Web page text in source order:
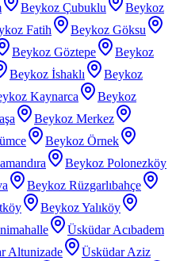
Beykoz Çubuklu
Beykoz
Fatih
Beykoz Göksu
Beykoz Göztepe
Beykoz
Beykoz İshaklı
Beykoz
Kaynarca
Beykoz
Beykoz Merkez
Beykoz Örnek
Beykoz Polonezköy
Beykoz Rüzgarlıbahçe
Beykoz Yalıköy
Üsküdar Acıbadem
Altunizade Üsküdar Aziz